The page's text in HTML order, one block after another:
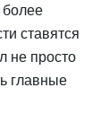
более
ставятся
не просто
главные